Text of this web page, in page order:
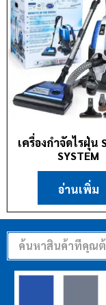
เครื่องกำจัดไรฝุ่น
SYSTEM
อ่านเพิ่ม